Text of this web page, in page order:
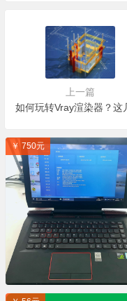
上一篇
￥ 750元